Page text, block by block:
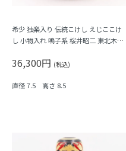
希少 独楽入り 伝統こけし えじここけ
し 小物入れ 鳴子系 桜井昭二 東北木地
インテリア Kokeshi
36,300円 (税込)
直径 7.5 高さ 8.5